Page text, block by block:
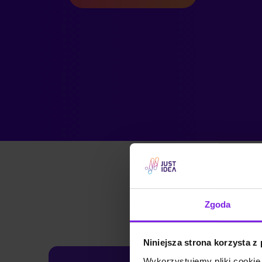
Zgoda
Niniejsza strona korzysta z